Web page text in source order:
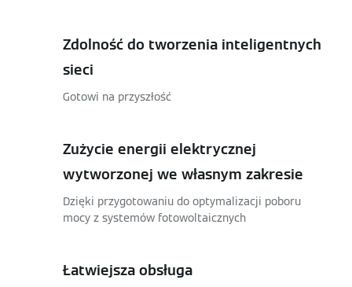
Zdolność do tworzenia inteligentnych
sieci
Gotowi na przyszłość
Zużycie energii elektrycznej
wytworzonej we własnym zakresie
Dzięki przygotowaniu do optymalizacji poboru
mocy z systemów fotowoltaicznych
Łatwiejsza obsługa